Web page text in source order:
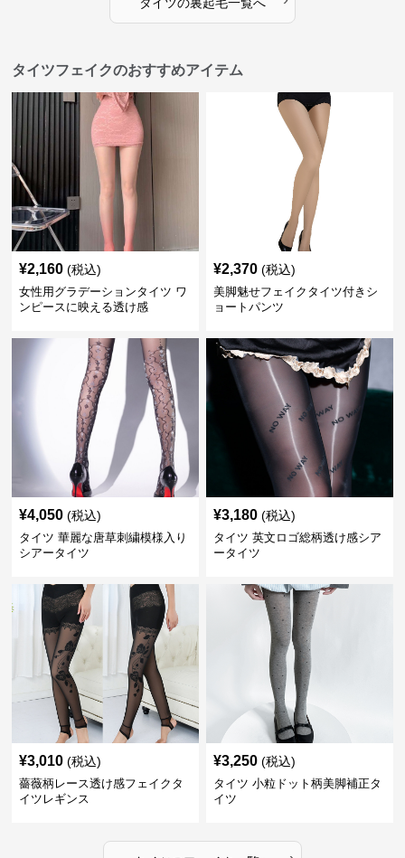
タイツフェイクのおすすめアイテム
¥2,160 (税込)
女性用グラデーションタイツ ワ
ンピースに映える透け感
¥2,370 (税込)
美脚魅せフェイクタイツ付きシ
ョートパンツ
¥4,050 (税込)
タイツ 華麗な唐草刺繍模様入り
シアータイツ
¥3,180 (税込)
タイツ 英文ロゴ総柄透け感シア
ータイツ
¥3,010 (税込)
薔薇柄レース透け感フェイクタ
イツレギンス
¥3,250 (税込)
タイツ 小粒ドット柄美脚補正タ
イツ